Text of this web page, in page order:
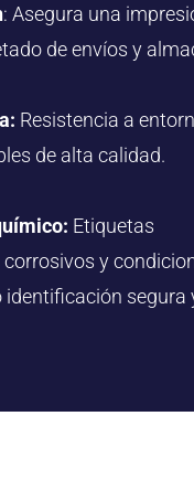
: Asegura una
de envíos y
Resistencia a
de alta calidad.
Etiquetas
y
segura